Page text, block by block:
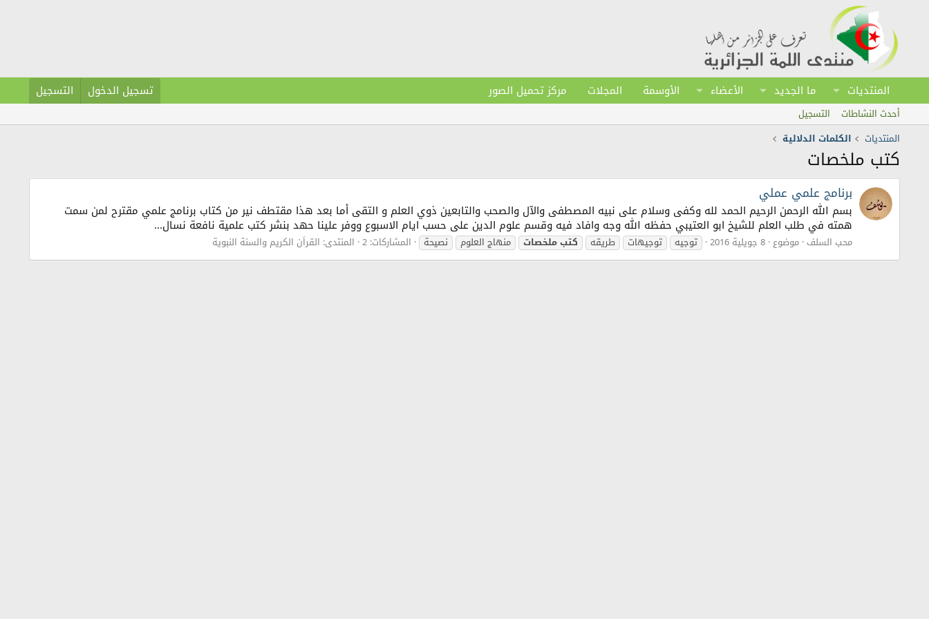
المنتديات ما الجديد الأعضاء الأوسمة المجلات مركز تحميل الصور تسجيل الدخول التسجيل
أحدث النشاطات
التسجيل
المنتديات
الكلمات الدلالية
كتب ملخصات
برنامج علمي عملي
بسم الله الرحمن الرحيم الحمد لله وكفى وسلام على نبيه المصطفى والآل والصحب والتابعين ذوي العلم و التقى أما بعد هذا مقتطف نير من كتاب برنامج علمي مقترح لمن سمت
همته في طلب العلم للشيخ ابو العتيبي حفظه الله وجه وافاد فيه وقسم علوم الدين على حسب ايام الاسبوع ووفر علينا حهد بنشر كتب علمية نافعة نسال...
محب السلف موضوع 8 جويلية 2016 توجيه توجيهات طريقه كتبملخصات منهاج العلوم نصيحة المشاركات: 2 المنتدى: القراَن الكريم والسنة النبوية